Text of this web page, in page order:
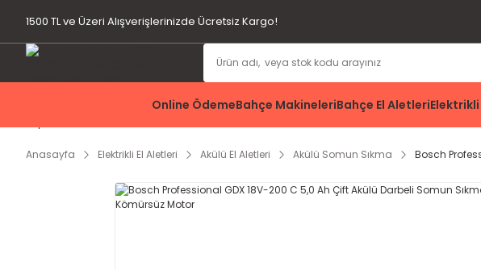
1500 TL ve Üzeri Alışverişlerinizde Ücretsiz Kargo!
Online ÖdemeBahçe MakineleriBahçe El Aletleri
Anasayfa Elektrikli El Aletleri Akülü El Aletleri Akülü Somun Sıkma Bosch